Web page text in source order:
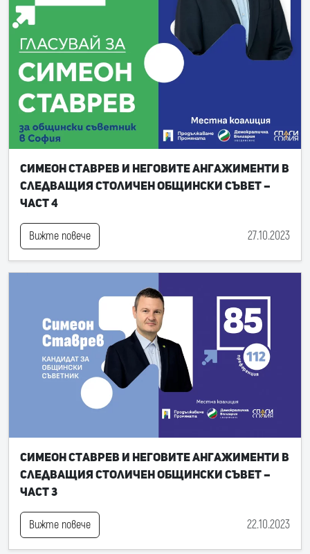
Симеон Ставрев и неговите ангажименти в
следващия Столичен общински съвет –
част 4
Вижте повече 27.10.2023
Симеон Ставрев и неговите ангажименти в
следващия Столичен общински съвет –
част 3
Вижте повече 22.10.2023